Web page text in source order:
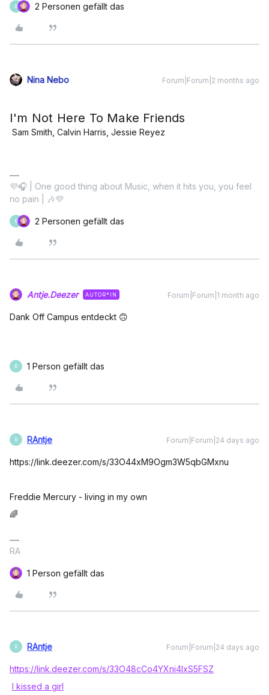
R 2 Personen gefällt das
Nina Nebo Forum|Forum|2 months ago
I'm Not Here To Make Friends
Sam Smith, Calvin Harris, Jessie Reyez
💜🎧 | One good thing about Music, when it hits you, you feel
no pain | 🎶💜
R 2 Personen gefällt das
Antje.Deezer AUTOR*IN Forum|Forum|1 month ago
Dank Off Campus entdeckt 🙃
R 1 Person gefällt das
R RAntje Forum|Forum|24 days ago
https://link.deezer.com/s/33O44xM9Ogm3W5qbGMxnu
Freddie Mercury - living in my own
🌈
RA
1 Person gefällt das
R RAntje Forum|Forum|24 days ago
https://link.deezer.com/s/33O48cCo4YXni4IxS5FSZ
I kissed a girl